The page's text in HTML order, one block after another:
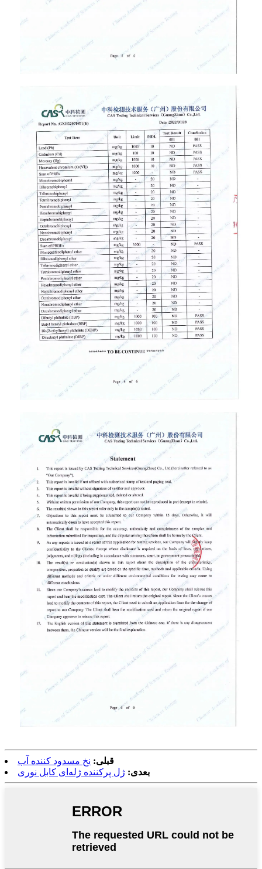
قبلی: نخ مسدود کننده آب
بعدی: ژل پرکننده ژله‌ای کابل نوری